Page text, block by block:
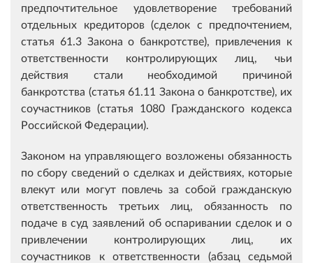
предпочтительное удовлетворение требований
отдельных кредиторов (сделок с предпочтением,
статья 61.3 Закона о банкротстве), привлечения к
ответственности контролирующих лиц, чьи
действия стали необходимой причиной
банкротства (статья 61.11 Закона о банкротстве), их
соучастников (статья 1080 Гражданского кодекса
Российской Федерации).
Законом на управляющего возложены обязанность
по сбору сведений о сделках и действиях, которые
влекут или могут повлечь за собой гражданскую
ответственность третьих лиц, обязанность по
подаче в суд заявлений об оспаривании сделок и о
привлечении контролирующих лиц, их
соучастников к ответственности (абзац седьмой